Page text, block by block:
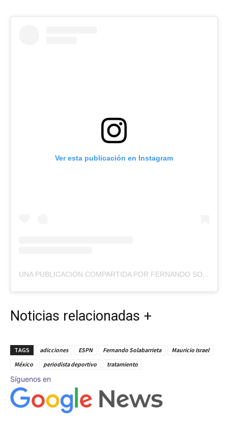
Ver esta publicación en Instagram
UNA PUBLICACIÓN COMPARTIDA POR FERNANDO SOLABARRIETA (@FERSOLABARRIETAC)
Noticias relacionadas +
TAGS adicciones ESPN Fernando Solabarrieta
Mauricio Israel
México
periodista deportivo tratamiento
Síguenos en